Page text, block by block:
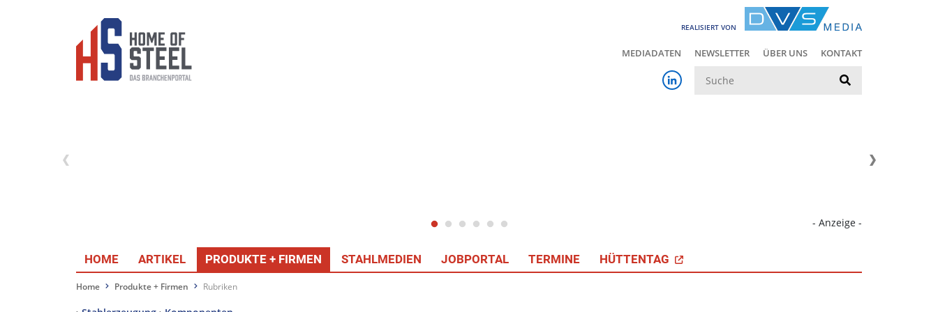
REALISIERT VON
MEDIADATEN NEWSLETTER ÜBER UNS KONTAKT
- Anzeige -
HOME ARTIKEL PRODUKTE + FIRMEN STAHLMEDIEN JOBPORTAL TERMINE HÜTTENTAG
Home Produkte + Firmen Rubriken